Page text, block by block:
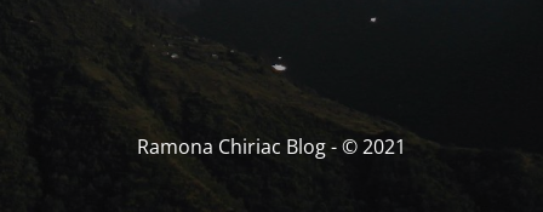
Ramona Chiriac Blog - © 2021